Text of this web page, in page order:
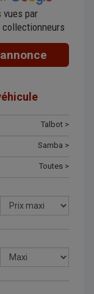
vues par
Talbot >
Samba >
Toutes >